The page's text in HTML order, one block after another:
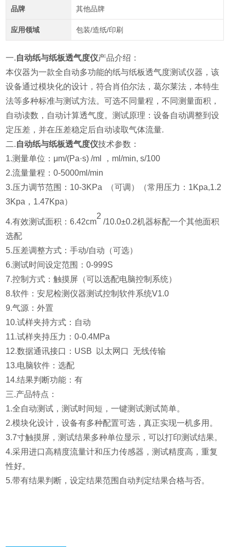
品牌 其他品牌
应用领域 包装/造纸/印刷
一.自动纸与纸板透气度仪产品介绍：
本仪器为一款全自动多功能的纸与纸板透气度测试仪器，该
设备通过模块化的设计，符合肖伯尔法，葛尔莱法，本特生
法等多种标准与测试方法。可选不同量程，不同测量面积，
自动读数，自动计算透气度。测试原理：设备自动调整到设
定压差，并在压差稳定后自动读取气体流量.
二.自动纸与纸板透气度仪技术参数：
1.测量单位：μm/(Pa·s) /ml ，ml/min, s/100
2.流量量程：0-5000ml/min
3.压力调节范围：10-3KPa （可调）（常用压力：1Kpa,1.2
3Kpa，1.47Kpa）
4.有效测试面积：6.42cm
2
/10.0±0.2机器标配一个其他面积
选配
5.压差调整方式：手动/自动（可选）
6.测试时间设定范围：0-999S
7.控制方式：触摸屏（可以选配电脑控制系统）
8.软件：安尼检测仪器测试控制软件系统V1.0
9.气源：外置
10.试样夹持方式：自动
11.试样夹持压力：0-0.4MPa
12.数据通讯接口：USB 以太网口 无线传输
13.电脑软件：选配
14.结果判断功能：有
三.产品特点：
1.全自动测试，测试时间短，一键测试测试简单。
2.模块化设计，设备有多种配置可选，真正实现一机多用。
3.7寸触摸屏，测试结果多种单位显示，可以打印测试结果。
4.采用进口高精度流量计和压力传感器，测试精度高，重复
性好。
5.带有结果判断，设定结果范围自动判定结果合格与否。